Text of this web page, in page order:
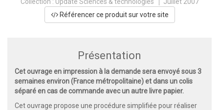
Référencer ce produit sur votre site
Présentation
Cet ouvrage en impression à la demande sera envoyé sous 3
semaines environ (France métropolitaine) et dans un colis
séparé en cas de commande avec un autre livre papier.
Cet ouvrage propose une procédure simplifiée pour réaliser